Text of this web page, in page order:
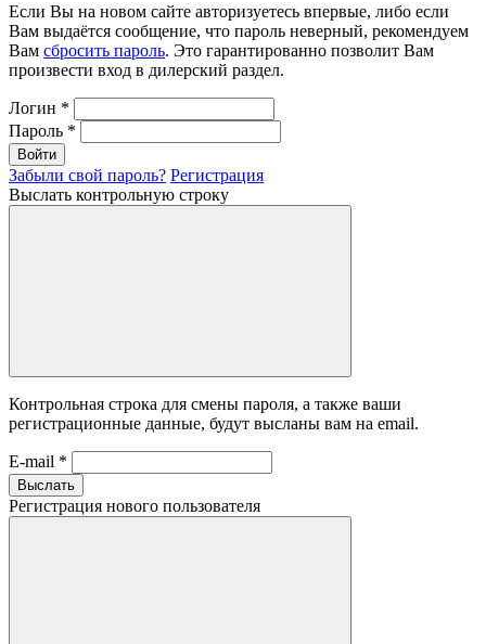
Если Вы на новом сайте авторизуетесь впервые, либо если
Вам выдаётся сообщение, что пароль неверный, рекомендуем
Вам сбросить пароль. Это гарантированно позволит Вам
произвести вход в дилерский раздел.
Логин *
Пароль *
Войти
Забыли свой пароль? Регистрация
Выслать контрольную строку
Контрольная строка для смены пароля, а также ваши
регистрационные данные, будут высланы вам на email.
E-mail *
Выслать
Регистрация нового пользователя